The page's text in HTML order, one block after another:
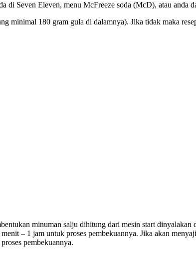
di Seven Eleven, menu McFreeze soda (McD), atau anda
minimal 180 gram gula di dalamnya). Jika tidak maka
minuman salju dihitung dari mesin start
– 1 jam untuk proses pembekuannya. Jika akan
pembekuannya.